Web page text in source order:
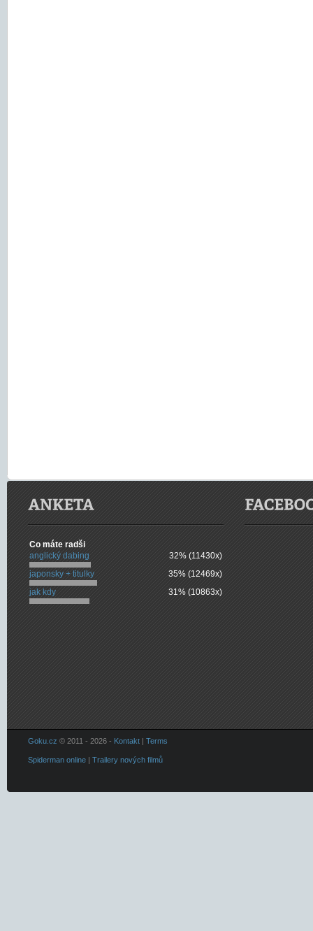
Co máte radši
anglický dabing
32% (11430x)
japonsky + titulky
35% (12469x)
jak kdy
31% (10863x)
Goku.cz © 2011 - 2026 - Kontakt | Terms
Spiderman online | Trailery nových filmů